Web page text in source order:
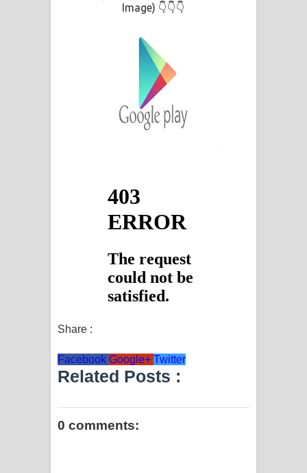
Image) 👇👇👇
Share :
Facebook Google+ Twitter
Related Posts :
0 comments: